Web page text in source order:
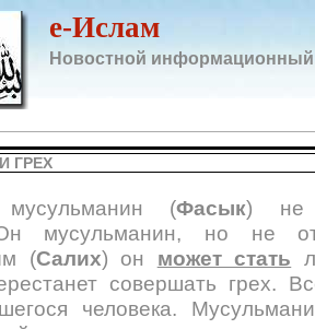
e-Ислам
Новостной информационный
ГРЕХ
мусульманин (Фасык) не
мусульманин, но не
(Салих) он может стать
совершать грех.
человека.